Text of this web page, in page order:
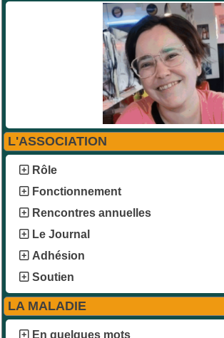
L'ASSOCIATION
Rôle
Fonctionnement
Rencontres annuelles
Le Journal
Adhésion
Soutien
LA MALADIE
En quelques mots